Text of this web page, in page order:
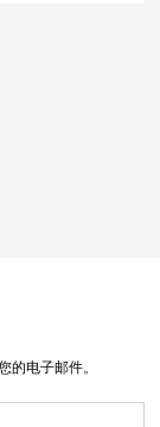
的电子邮件。